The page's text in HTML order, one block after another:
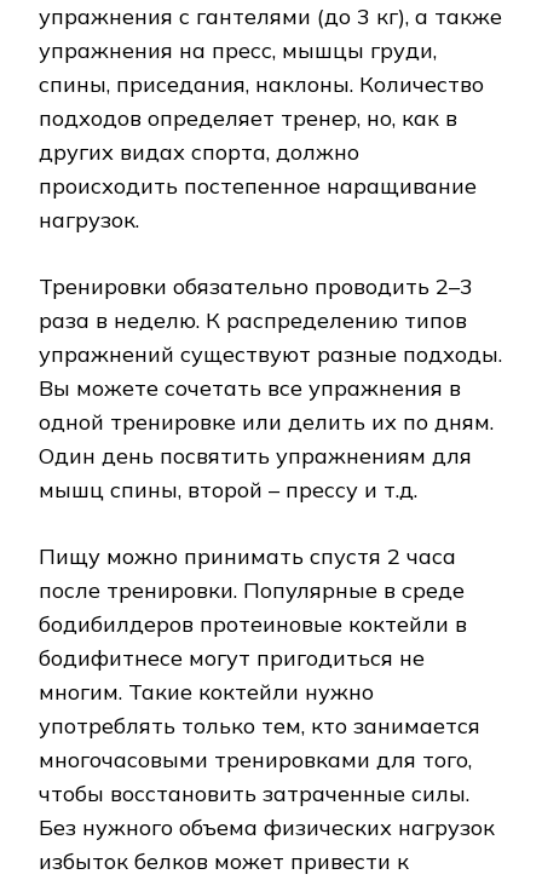
упражнения с гантелями (до 3 кг), а также
упражнения на пресс, мышцы груди,
спины, приседания, наклоны. Количество
подходов определяет тренер, но, как в
других видах спорта, должно
происходить постепенное наращивание
нагрузок.
Тренировки обязательно проводить 2–3
раза в неделю. К распределению типов
упражнений существуют разные подходы.
Вы можете сочетать все упражнения в
одной тренировке или делить их по дням.
Один день посвятить упражнениям для
мышц спины, второй – прессу и т.д.
Пищу можно принимать спустя 2 часа
после тренировки. Популярные в среде
бодибилдеров протеиновые коктейли в
бодифитнесе могут пригодиться не
многим. Такие коктейли нужно
употреблять только тем, кто занимается
многочасовыми тренировками для того,
чтобы восстановить затраченные силы.
Без нужного объема физических нагрузок
избыток белков может привести к